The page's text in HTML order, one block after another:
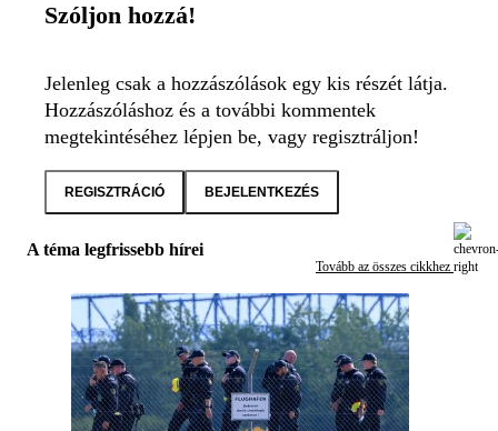
Szóljon hozzá!
Jelenleg csak a hozzászólások egy kis részét látja.
Hozzászóláshoz és a további kommentek
megtekintéséhez lépjen be, vagy regisztráljon!
REGISZTRÁCIÓ BEJELENTKEZÉS
A téma legfrissebb hírei
Tovább az összes cikkhez